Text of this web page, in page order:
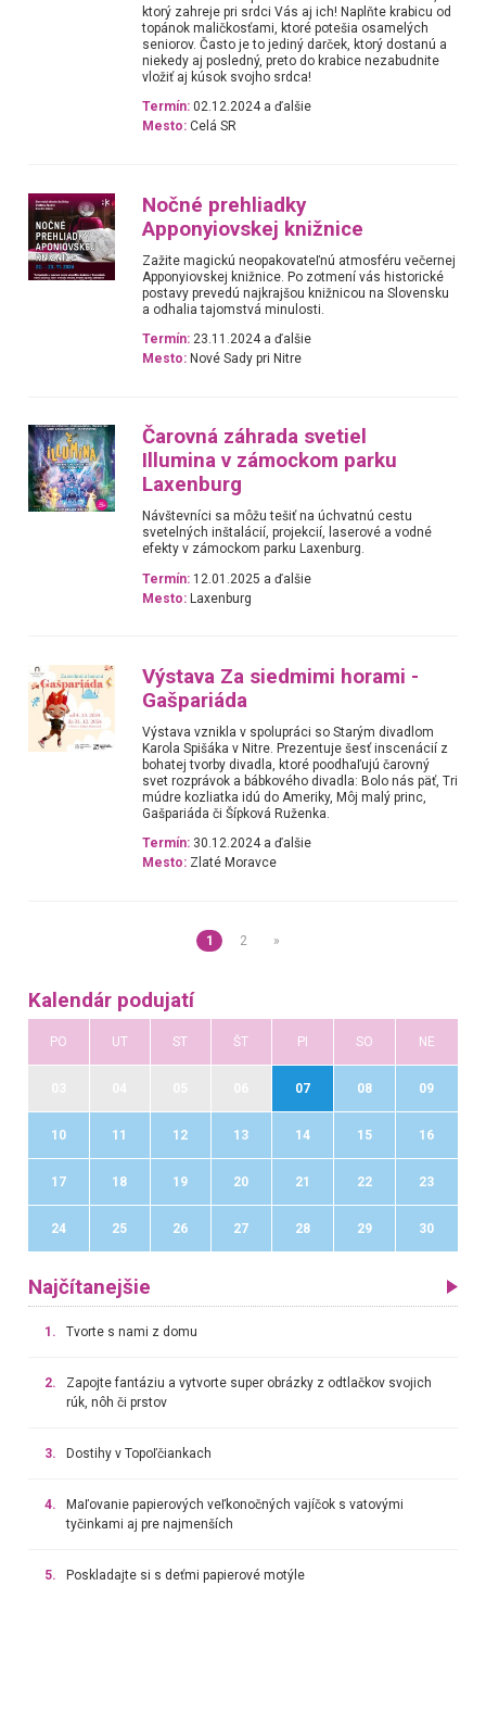
ktorý zahreje pri srdci Vás aj ich! Naplňte krabicu od
topánok maličkosťami, ktoré potešia osamelých
seniorov. Často je to jediný darček, ktorý dostanú a
niekedy aj posledný, preto do krabice nezabudnite
vložiť aj kúsok svojho srdca!
Termín: 02.12.2024 a ďalšie
Mesto: Celá SR
Nočné prehliadky
Apponyiovskej knižnice
Zažite magickú neopakovateľnú atmosféru večernej
Apponyiovskej knižnice. Po zotmení vás historické
postavy prevedú najkrajšou knižnicou na Slovensku
a odhalia tajomstvá minulosti.
Termín: 23.11.2024 a ďalšie
Mesto: Nové Sady pri Nitre
Čarovná záhrada svetiel
Illumina v zámockom parku
Laxenburg
Návštevníci sa môžu tešiť na úchvatnú cestu
svetelných inštalácií, projekcií, laserové a vodné
efekty v zámockom parku Laxenburg.
Termín: 12.01.2025 a ďalšie
Mesto: Laxenburg
Výstava Za siedmimi horami -
Gašpariáda
Výstava vznikla v spolupráci so Starým divadlom
Karola Spišáka v Nitre. Prezentuje šesť inscenácií z
bohatej tvorby divadla, ktoré poodhaľujú čarovný
svet rozprávok a bábkového divadla: Bolo nás päť, Tri
múdre kozliatka idú do Ameriky, Môj malý princ,
Gašpariáda či Šípková Ruženka.
Termín: 30.12.2024 a ďalšie
Mesto: Zlaté Moravce
1 2 »
Kalendár podujatí
PO UT ST ŠT PI SO NE
07 08 09
10 11 12 13 14 15 16
17 18 19 20 21 22 23
24 25 26 27 28 29 30
Najčítanejšie
1. Tvorte s nami z domu
2.
Zapojte fantáziu a vytvorte super obrázky z odtlačkov svojich
rúk, nôh či prstov
3. Dostihy v Topoľčiankach
4.
Maľovanie papierových veľkonočných vajíčok s vatovými
tyčinkami aj pre najmenších
5. Poskladajte si s deťmi papierové motýle